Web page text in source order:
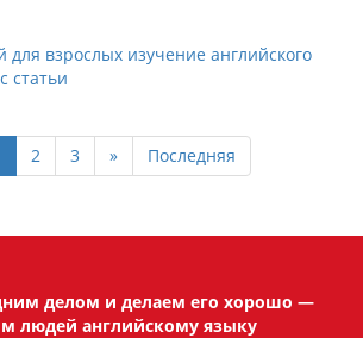
для взрослых изучение английского
статьи
2 3 » Последняя
делом и делаем его хорошо —
людей английскому языку